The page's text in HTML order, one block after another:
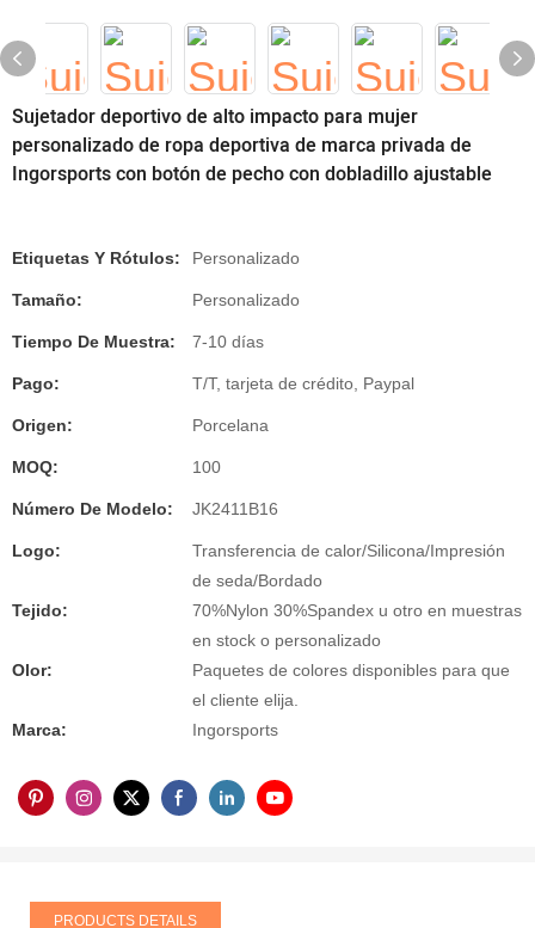
Sujetador deportivo de alto impacto para mujer
personalizado de ropa deportiva de marca privada de
Ingorsports con botón de pecho con dobladillo ajustable
Etiquetas Y Rótulos: Personalizado
Tamaño: Personalizado
Tiempo De Muestra: 7-10 días
Pago: T/T, tarjeta de crédito, Paypal
Origen: Porcelana
MOQ: 100
Número De Modelo: JK2411B16
Logo:
Transferencia de calor/Silicona/Impresión
de seda/Bordado
Tejido:
70%Nylon 30%Spandex u otro en muestras
en stock o personalizado
Olor:
Paquetes de colores disponibles para que
el cliente elija.
Marca:
Ingorsports
PRODUCTS DETAILS